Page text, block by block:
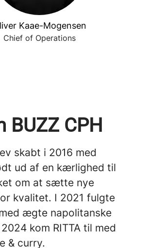
Kaae-Mogensen
Chief of Operations
BUZZ CPH
skabt i 2016 med
ud af en kærlighed til
om at sætte nye
kvalitet. I 2021 fulgte
ægte napolitanske
kom RITTA til med
& curry.